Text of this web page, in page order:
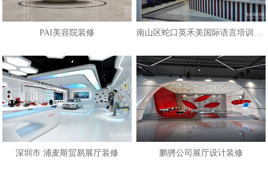
PAI美容院装修
深圳市 浦麦斯贸易展厅装修 鹏骋公司展厅设计装修